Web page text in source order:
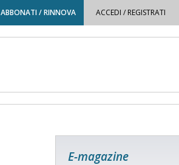
ABBONATI / RINNOVA ACCEDI / REGISTRATI
E-magazine